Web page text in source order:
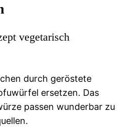
vegetarisch
durch geröstete
ersetzen. Das
passen wunderbar zu